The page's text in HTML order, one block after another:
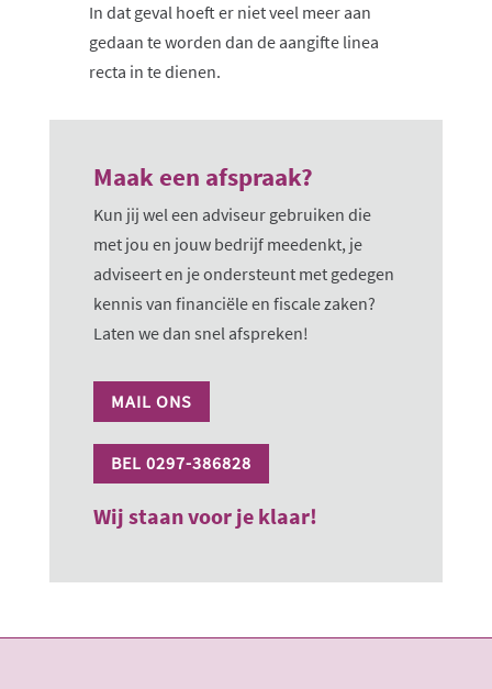
In dat geval hoeft er niet veel meer aan
gedaan te worden dan de aangifte linea
recta in te dienen.
Maak een afspraak?
Kun jij wel een adviseur gebruiken die
met jou en jouw bedrijf meedenkt, je
adviseert en je ondersteunt met gedegen
kennis van financiële en fiscale zaken?
Laten we dan snel afspreken!
MAIL ONS
BEL 0297-386828
Wij staan voor je klaar!